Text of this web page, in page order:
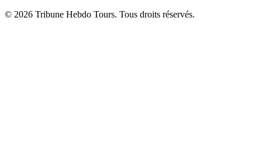
© 2026 Tribune Hebdo Tours. Tous droits réservés.